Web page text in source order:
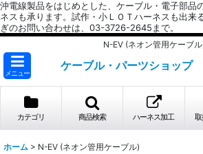
沖電線製品をはじめとした、ケーブル・電子部品
ネスも承ります。試作・小ＬＯＴハーネスも出来
ぎのお問い合わせは、03-3726-2645まで。
N-EV (ネオン管用ケーブ
メニュー
ケーブル・パーツショップ
カテゴリ 商品検索 ハーネス加工
ホーム > N-EV (ネオン管用ケーブル)